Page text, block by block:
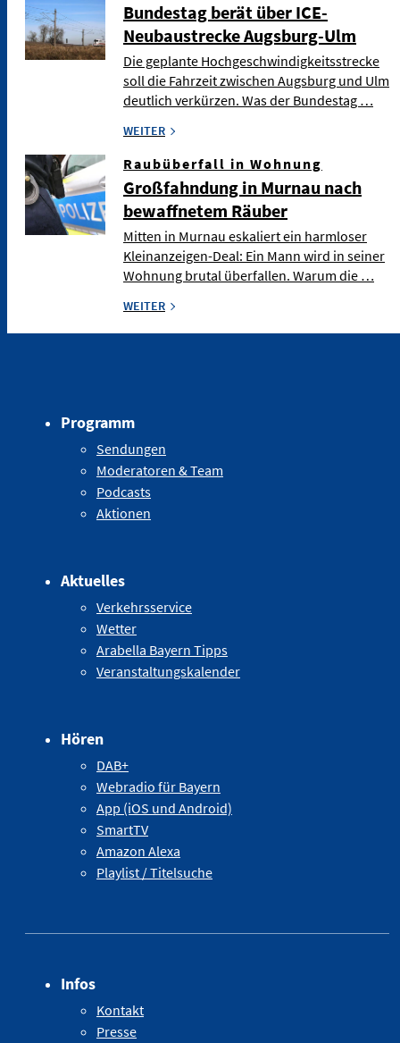
Bundestag berät über ICE-
Neubaustrecke Augsburg-Ulm
Die geplante Hochgeschwindigkeitsstrecke
soll die Fahrzeit zwischen Augsburg und Ulm
deutlich verkürzen. Was der Bundestag …
WEITER
Raubüberfall in Wohnung
Großfahndung in Murnau nach
bewaffnetem Räuber
Mitten in Murnau eskaliert ein harmloser
Kleinanzeigen-Deal: Ein Mann wird in seiner
Wohnung brutal überfallen. Warum die …
WEITER
Programm
Sendungen
Moderatoren & Team
Podcasts
Aktionen
Aktuelles
Verkehrsservice
Wetter
Arabella Bayern Tipps
Veranstaltungskalender
Hören
DAB+
Webradio für Bayern
App (iOS und Android)
SmartTV
Amazon Alexa
Playlist / Titelsuche
Infos
Kontakt
Presse